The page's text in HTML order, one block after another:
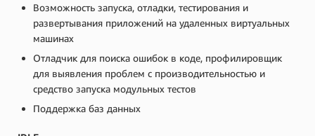
Возможность запуска, отладки, тестирования и
развертывания приложений на удаленных виртуальных
машинах
Отладчик для поиска ошибок в коде, профилировщик
для выявления проблем с производительностью и
средство запуска модульных тестов
Поддержка баз данных